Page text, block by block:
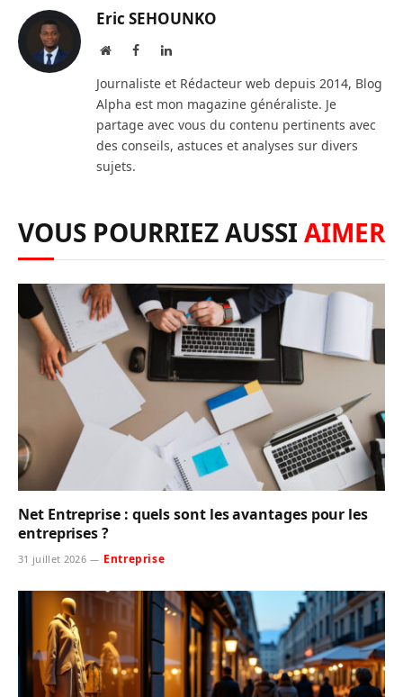
Eric SEHOUNKO
WebsiteFacebookLinkedIn
Journaliste et Rédacteur web depuis 2014, Blog
Alpha est mon magazine généraliste. Je
partage avec vous du contenu pertinents avec
des conseils, astuces et analyses sur divers
sujets.
VOUS POURRIEZ AUSSI AIMER
Net Entreprise : quels sont les avantages pour les
entreprises ?
31 juillet 2026 Entreprise